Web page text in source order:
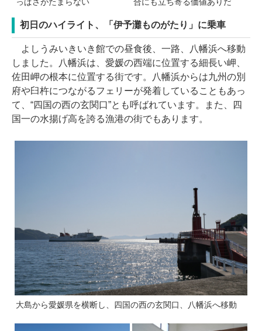
初日のハイライト、「伊予灘ものがたり」に乗車
よしうみいきいき館での昼食後、一路、八幡浜へ移動
しました。八幡浜は、愛媛の西端に位置する細長い岬、
佐田岬の根本に位置する街です。八幡浜からは九州の別
府や臼杵につながるフェリーが発着していることもあっ
て、“四国の西の玄関口”とも呼ばれています。また、四
国一の水揚げ高を誇る漁港の街でもあります。
大島から愛媛県を横断し、四国の西の玄関口、八幡浜へ移動